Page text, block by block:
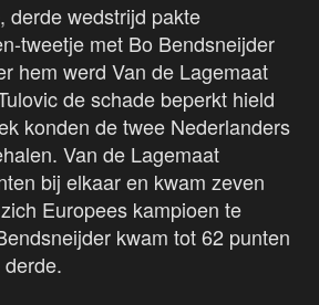
derde wedstrijd pakte
tweetje met Bo Bendsneijder
hem werd Van de Lagemaat
de schade beperkt hield
konden de twee Nederlanders
Van de Lagemaat
bij elkaar en kwam zeven
Europees kampioen te
kwam tot 62 punten